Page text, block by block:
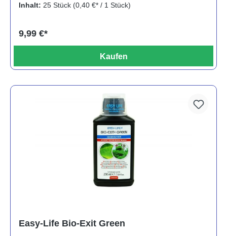
Inhalt: 25 Stück (0,40 €* / 1 Stück)
9,99 €*
Kaufen
Easy-Life Bio-Exit Green